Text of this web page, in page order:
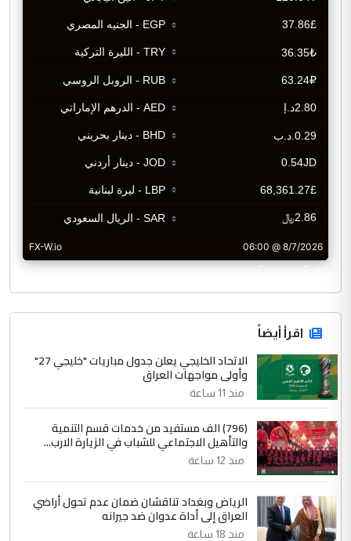
CurrencyRate
اقرأ أيضاً
الاتحاد الخليجي يعلن جدول مباريات "خليجي 27"
وأولى مواجهات العراق
منذ 11 ساعة
(796) الف مستفيد من خدمات قسم التنمية
والتأهيل الاجتماعي للشباب في الزيارة الارب...
منذ 12 ساعة
الرياض وبغداد تناقشان ضمان عدم تحول أراضي
العراق إلى أداة عدوان ضد جيرانه
منذ 18 ساعة